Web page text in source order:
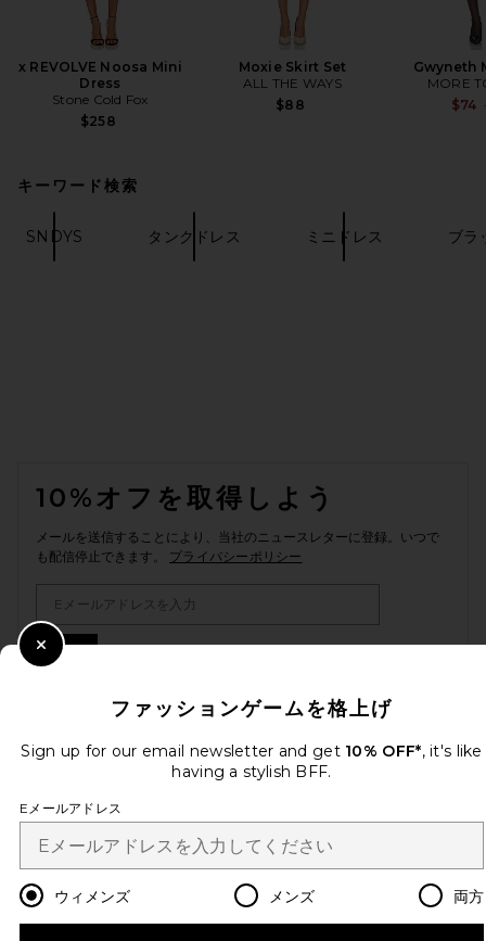
x REVOLVE Noosa Mini
Dress
Stone Cold Fox
$258
Moxie Skirt Set
ALL THE WAYS
$88
Gwyneth
MORE
$74
キーワード検索
SNDYS タンクドレス ミニドレス ブラ
10%オフを取得しよう
メールを送信することにより、当社のニュースレターに登録。いつで
も配信停止できます。 プライバシーポリシー
Change Country Regions
ja USD
改善にご協力ください！
本日のお買い物に関する簡単なアンケートを実施しております
カスタマーサービス
ファッションゲームを格上げ
Sign up for our email newsletter and get 10% OFF*, it's like
having a stylish BFF.
Eメールアドレス
ウィメンズ メンズ 両方
Close Modal